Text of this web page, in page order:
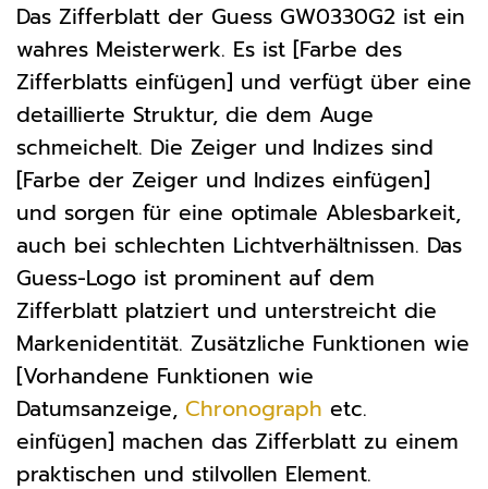
Das Zifferblatt der Guess GW0330G2 ist ein
wahres Meisterwerk. Es ist [Farbe des
Zifferblatts einfügen] und verfügt über eine
detaillierte Struktur, die dem Auge
schmeichelt. Die Zeiger und Indizes sind
[Farbe der Zeiger und Indizes einfügen]
und sorgen für eine optimale Ablesbarkeit,
auch bei schlechten Lichtverhältnissen. Das
Guess-Logo ist prominent auf dem
Zifferblatt platziert und unterstreicht die
Markenidentität. Zusätzliche Funktionen wie
[Vorhandene Funktionen wie
Datumsanzeige, Chronograph etc.
einfügen] machen das Zifferblatt zu einem
praktischen und stilvollen Element.